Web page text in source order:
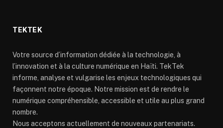
TEKTEK
Votre source d’information dédiée à la technologie, à
l’innovation et à la culture numérique en Haïti. TekTek
informe, analyse et vulgarise les enjeux technologiques qui
façonnent notre époque. Notre mission est de rendre le
numérique compréhensible, accessible et utile au plus grand
nombre.
Nous acceptons actuellement de nouveaux partenariats.